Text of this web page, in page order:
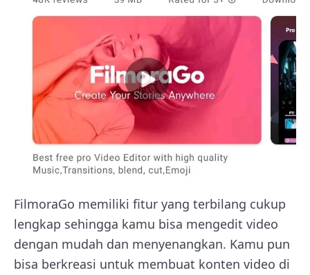
FilmoraGo memiliki fitur yang terbilang cukup
lengkap sehingga kamu bisa mengedit video
dengan mudah dan menyenangkan. Kamu pun
bisa berkreasi untuk membuat konten video di